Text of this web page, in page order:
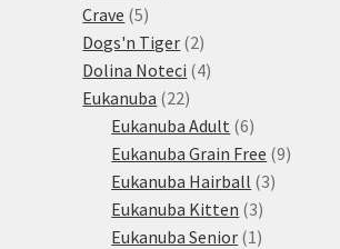
Crave 55
produktů
Dogs'n Tiger 22
produkty
Dolina Noteci 44
Eukanuba 2222
produktů
Eukanuba Adult 66
produktů
Eukanuba Grain Free 99
Eukanuba Hairball 33
Eukanuba Kitten 33
produkty
Eukanuba Senior 1 1